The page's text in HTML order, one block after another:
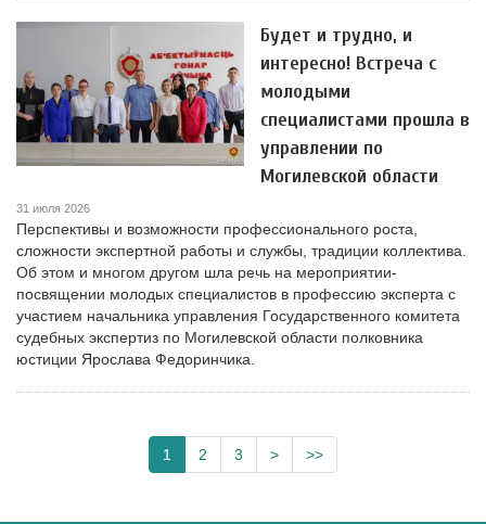
Будет и трудно, и
интересно! Встреча с
молодыми
специалистами прошла в
управлении по
Могилевской области
31 июля 2026
Перспективы и возможности профессионального роста,
сложности экспертной работы и службы, традиции коллектива.
Об этом и многом другом шла речь на мероприятии-
посвящении молодых специалистов в профессию эксперта с
участием начальника управления Государственного комитета
судебных экспертиз по Могилевской области полковника
юстиции Ярослава Федоринчика.
1 2 3 > >>